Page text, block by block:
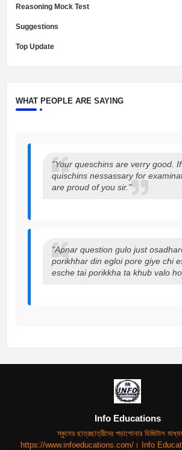
Reasoning Mock Test
Suggestions
Top Update
WHAT PEOPLE ARE SAYING
"Your queschins are verry good.
quischins nessassary for
are proud of you sir."
"Apnar question gulo just
porikhhar din egloi pore giye chi
esche tai porikkha ta khub valo
Info Educations
স্কুলের ছাত্রছাত্রীদের পড়াশোনার ডিজিটাল
https://www.infoeducations.com/। Info